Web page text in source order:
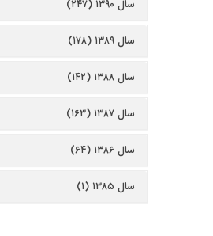
سال ۱۳۹۰ (۲۴۷)
سال ۱۳۸۹ (۱۷۸)
سال ۱۳۸۸ (۱۴۲)
سال ۱۳۸۷ (۱۶۳)
سال ۱۳۸۶ (۶۴)
سال ۱۳۸۵ (۱)